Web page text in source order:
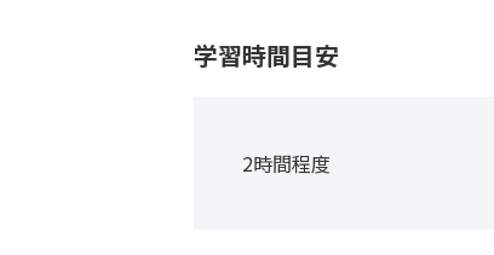
学習時間目安
2時間程度